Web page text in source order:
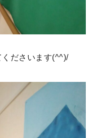
ださいます(^^)/